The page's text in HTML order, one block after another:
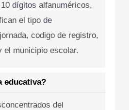
dígitos alfanuméricos,
el tipo de
codigo de registro,
el municipio escolar.
educativa?
del